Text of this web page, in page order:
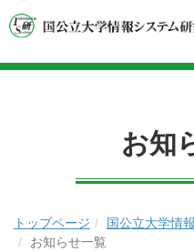
お知
トップページ
国公立大学情
お知らせ一覧